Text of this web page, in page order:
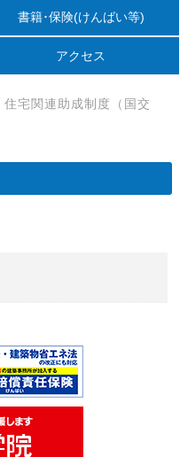
書籍･保険(けんばい等)
アクセス
住宅関連助成制度（国交